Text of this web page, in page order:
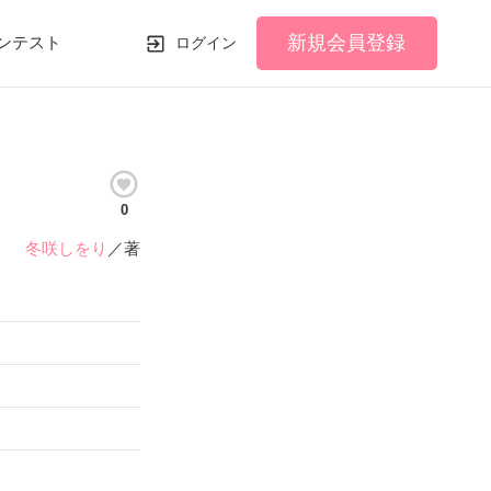
テスト ログイン 新規会員登録
0
冬咲しをり ／著